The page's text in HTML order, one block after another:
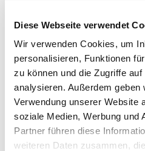
Diese Webseite verwendet
Wir verwenden Cookies, um
personalisieren, Funktionen
zu können und die Zugriffe
analysieren. Außerdem
Verwendung unserer Website
soziale Medien, Werbung und
Partner führen diese
weiteren Daten zusammen,
eine große Rolle und die
Segen" souverän im Kanon
Sie hier das Gespräch mit
Jubiläum: 25 Jahre
Kleine und Große. Dieses
Festgottesdienst am 17.
für Bernhard Felmberg mit
und freuen uns auf zahlreiche